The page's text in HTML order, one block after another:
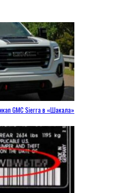
GMC Sierra в «Шакала»